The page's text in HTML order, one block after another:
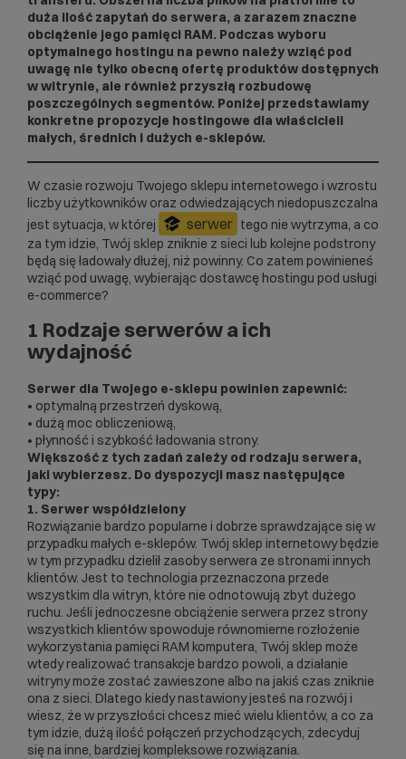
duża ilość zapytań do serwera, a zarazem znaczne
obciążenie jego pamięci RAM. Podczas wyboru
optymalnego hostingu na pewno należy wziąć pod
uwagę nie tylko obecną ofertę produktów dostępnych
w witrynie, ale również przyszłą rozbudowę
poszczególnych segmentów. Poniżej przedstawiamy
konkretne propozycje hostingowe dla właścicieli
małych, średnich i dużych e-sklepów.
W czasie rozwoju Twojego sklepu internetowego i wzrostu
liczby użytkowników oraz odwiedzających niedopuszczalna
jest sytuacja, w której
serwer tego nie wytrzyma, a co
za tym idzie, Twój sklep zniknie z sieci lub kolejne podstrony
będą się ładowały dłużej, niż powinny. Co zatem powinieneś
wziąć pod uwagę, wybierając dostawcę hostingu pod usługi
e-commerce?
1 Rodzaje serwerów a ich
wydajność
Serwer dla Twojego e-sklepu powinien zapewnić:
• optymalną przestrzeń dyskową,
• dużą moc obliczeniową,
• płynność i szybkość ładowania strony.
Większość z tych zadań zależy od rodzaju serwera,
jaki wybierzesz. Do dyspozycji masz następujące
typy:
1. Serwer współdzielony
Rozwiązanie bardzo popularne i dobrze sprawdzające się w
przypadku małych e-sklepów. Twój sklep internetowy będzie
w tym przypadku dzielił zasoby serwera ze stronami innych
klientów. Jest to technologia przeznaczona przede
wszystkim dla witryn, które nie odnotowują zbyt dużego
ruchu. Jeśli jednoczesne obciążenie serwera przez strony
wszystkich klientów spowoduje równomierne rozłożenie
wykorzystania pamięci RAM komputera, Twój sklep może
wtedy realizować transakcje bardzo powoli, a działanie
witryny może zostać zawieszone albo na jakiś czas zniknie
ona z sieci. Dlatego kiedy nastawiony jesteś na rozwój i
wiesz, że w przyszłości chcesz mieć wielu klientów, a co za
tym idzie, dużą ilość połączeń przychodzących, zdecyduj
się na inne, bardziej kompleksowe rozwiązania.